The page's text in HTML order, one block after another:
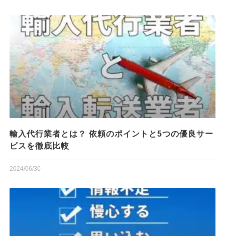
輸入代行業者とは？ 依頼のポイントと5つの優良サー
ビスを徹底比較
2024/06/30